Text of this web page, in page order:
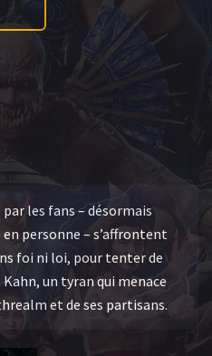
les fans – désormais
personne – s’affrontent
foi ni loi, pour tenter de
un tyran qui menace
et de ses partisans.